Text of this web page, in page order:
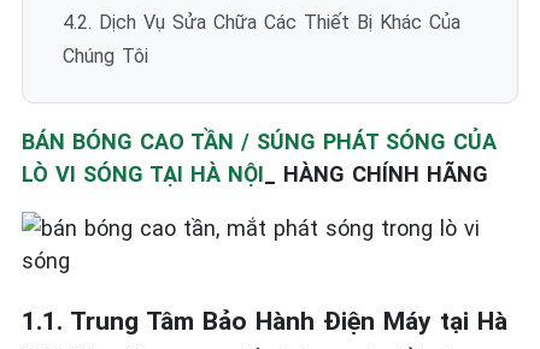
4.2. Dịch Vụ Sửa Chữa Các Thiết Bị Khác Của
Chúng Tôi
BÁN BÓNG CAO TẦN / SÚNG PHÁT SÓNG CỦA
LÒ VI SÓNG TẠI HÀ NỘI _ HÀNG CHÍNH HÃNG
1.1. Trung Tâm Bảo Hành Điện Máy tại Hà